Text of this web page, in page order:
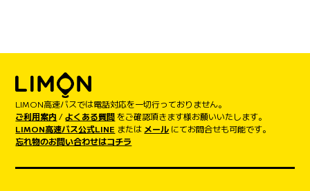
LIMON高速バスでは電話対応を一切行っておりません。
ご利用案内 /よくある質問をご確認頂きます様お願いいたします。
LIMON高速バス公式LINE またはメール にてお問合せも可能です。
忘れ物のお問い合わせはコチラ